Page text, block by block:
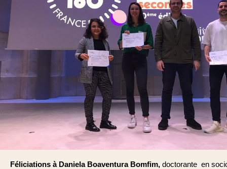
Féliciations à Daniela Boaventura Bomfim, doctorante en